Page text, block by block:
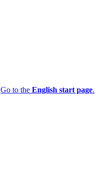
Go to the English start page.